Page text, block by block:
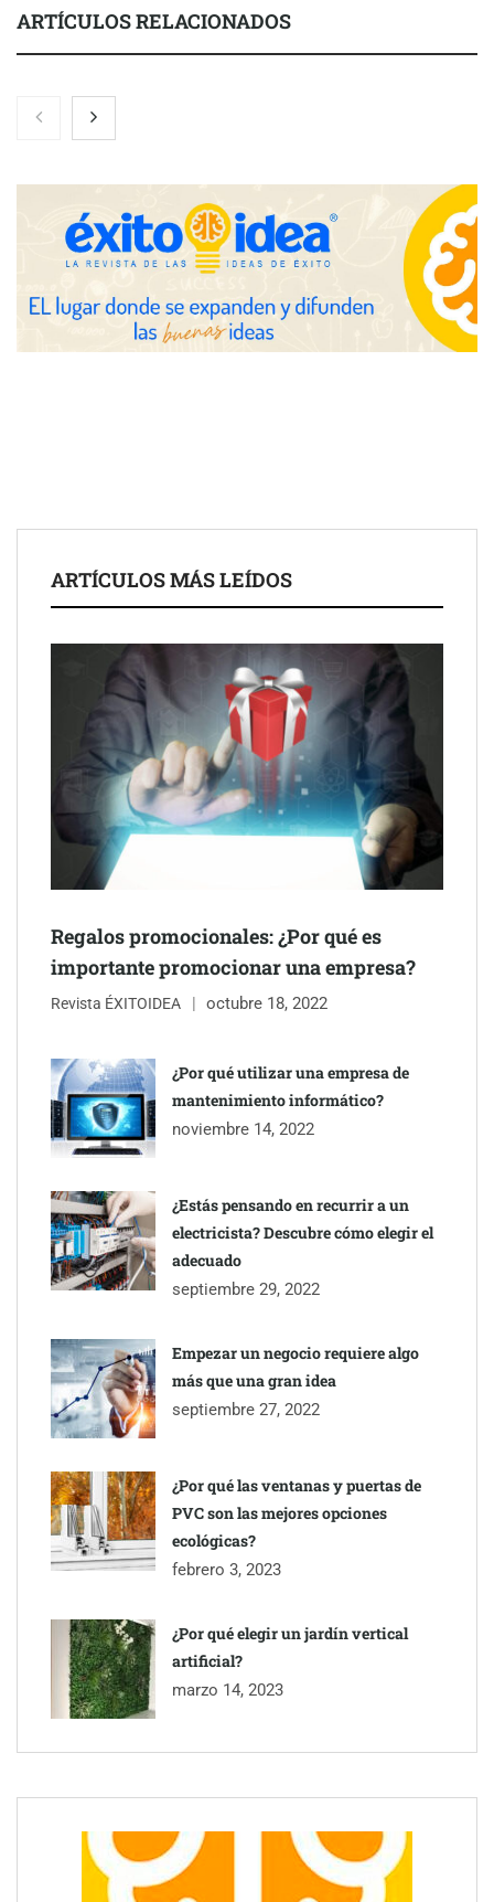
ARTÍCULOS RELACIONADOS
Zoomex mejora su Strategy Center con herramientas
avanzadas para trading estratégico
COMPALISS de LYSOTRIC: cuando un solo producto multiplica
las posibilidades del salón profesional
Fundación Mapfre y CISE lanzan el concurso ‘Talento Sénior’
para impulsar ideas innovadoras creadas por y para mayores
Schaeffler mejora su rentabilidad en el primer semestre de 2026
NOVA: innovación y diseño que transforman espacios de la
mano de Tormo Franquicias
Eagle Waterproofing recomienda revisar la
impermeabilización de las viviendas antes de las vacaciones
ARTÍCULOS MÁS LEÍDOS
Regalos promocionales: ¿Por qué es
importante promocionar una empresa?
Revista ÉXITOIDEA octubre 18, 2022
¿Por qué utilizar una empresa de
mantenimiento informático?
noviembre 14, 2022
¿Estás pensando en recurrir a un
electricista? Descubre cómo elegir el
adecuado
septiembre 29, 2022
Empezar un negocio requiere algo
más que una gran idea
septiembre 27, 2022
¿Por qué las ventanas y puertas de
PVC son las mejores opciones
ecológicas?
febrero 3, 2023
¿Por qué elegir un jardín vertical
artificial?
marzo 14, 2023